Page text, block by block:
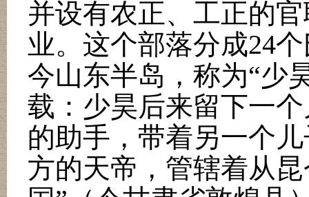
并设有农正、工正的
业。这个部落分成24
今山东半岛，称为“少
载：少昊后来留下一
的助手，带着另一个
方的天帝，管辖着从